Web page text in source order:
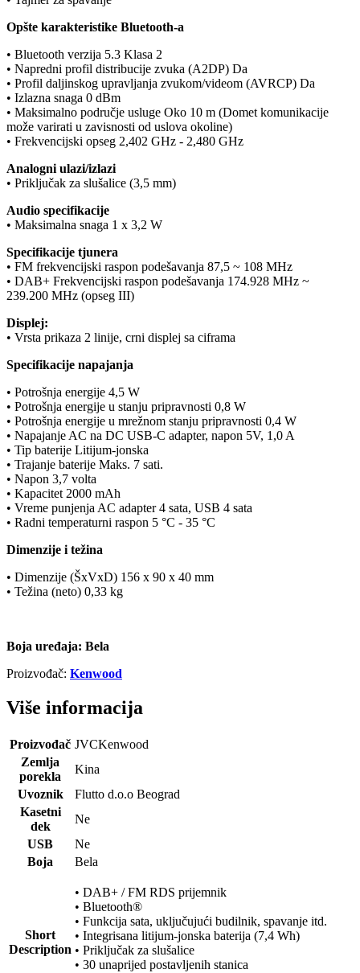
Opšte karakteristike Bluetooth-a
• Bluetooth verzija 5.3 Klasa 2
• Napredni profil distribucije zvuka (A2DP) Da
• Profil daljinskog upravljanja zvukom/videom (AVRCP) Da
• Izlazna snaga 0 dBm
• Maksimalno područje usluge Oko 10 m (Domet komunikacije
može varirati u zavisnosti od uslova okoline)
• Frekvencijski opseg 2,402 GHz - 2,480 GHz
Analogni ulazi/izlazi
• Priključak za slušalice (3,5 mm)
Audio specifikacije
• Maksimalna snaga 1 x 3,2 W
Specifikacije tjunera
• FM frekvencijski raspon podešavanja 87,5 ~ 108 MHz
• DAB+ Frekvencijski raspon podešavanja 174.928 MHz ~
239.200 MHz (opseg III)
Displej:
• Vrsta prikaza 2 linije, crni displej sa ciframa
Specifikacije napajanja
• Potrošnja energije 4,5 W
• Potrošnja energije u stanju pripravnosti 0,8 W
• Potrošnja energije u mrežnom stanju pripravnosti 0,4 W
• Napajanje AC na DC USB-C adapter, napon 5V, 1,0 A
• Tip baterije Litijum-jonska
• Trajanje baterije Maks. 7 sati.
• Napon 3,7 volta
• Kapacitet 2000 mAh
• Vreme punjenja AC adapter 4 sata, USB 4 sata
• Radni temperaturni raspon 5 °C - 35 °C
Dimenzije i težina
• Dimenzije (ŠxVxD) 156 x 90 x 40 mm
• Težina (neto) 0,33 kg
Boja uređaja: Bela
Proizvođač: Kenwood
Više informacija
Proizvođač JVCKenwood
Zemlja
porekla
Kina
Uvoznik
Flutto d.o.o Beograd
Kasetni
dek
Ne
USB
Ne
Boja
Bela
Short
Description
• DAB+ / FM RDS prijemnik
• Bluetooth®
• Funkcija sata, uključujući budilnik, spavanje itd.
• Integrisana litijum-jonska baterija (7,4 Wh)
• Priključak za slušalice
• 30 unaprijed postavljenih stanica